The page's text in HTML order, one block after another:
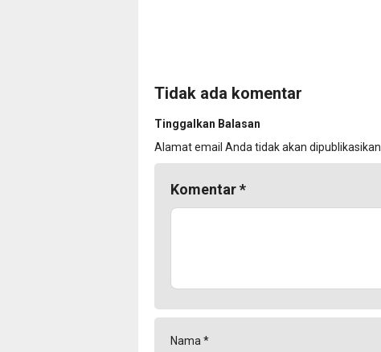
Tidak ada komentar
Tinggalkan Balasan
Alamat email Anda tidak akan dipublikasikan.
Komentar*
Nama *